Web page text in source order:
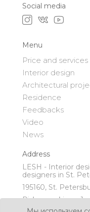
Social media
Menu
Price and services
Interior design
Architectural
Residence
Feedbacks
Video
News
Address
LESH - Interior
designers in St.
195160, St.
Piskaryovskiy pr. 1